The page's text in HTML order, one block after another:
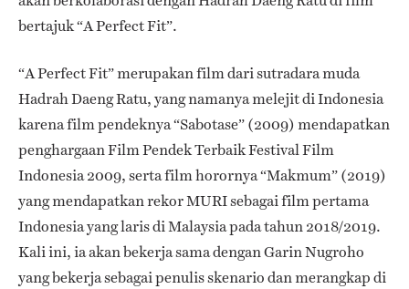
bertajuk “A Perfect Fit”.
“A Perfect Fit” merupakan film dari sutradara muda
Hadrah Daeng Ratu, yang namanya melejit di Indonesia
karena film pendeknya “Sabotase” (2009) mendapatkan
penghargaan Film Pendek Terbaik Festival Film
Indonesia 2009, serta film horornya “Makmum” (2019)
yang mendapatkan rekor MURI sebagai film pertama
Indonesia yang laris di Malaysia pada tahun 2018/2019.
Kali ini, ia akan bekerja sama dengan Garin Nugroho
yang bekerja sebagai penulis skenario dan merangkap di